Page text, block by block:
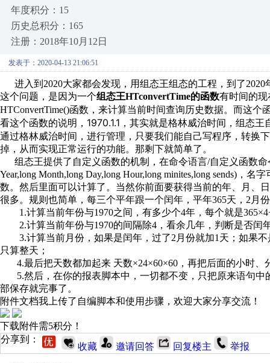
年度积分：15
历史总积分：165
注册：2018年10月12日
发表于：2020-04-13 21:06:51
进入到2020大家都会发现，用组态王组态的工程，到了2020
这个问题，是因为一个组态王HTconvertTime的函数有时间的
HTConvertTime()函数，来计算当前时间查询历史数据。而这个
看这个函数的说明，1970.1.1，其实就是格林威治时间，组态
通过格林威治时间，进行管理， 只要我们能自己写程序，转换
掉，从而实现正常运行的功能。那剩下就简单了。
组态王提供了自定义函数的机制，在命令语言/自定义函数命
Year,long Month,long Day,long Hour,long minites,long sends)，
数。然后里面可以计算了。当然你前面要获得当前的年、月、
很多。规则也简单，每三个平年跟一个闰年，平年365天，2月
1.计算当前年份与1970之间，有多少个4年，每个就是
2.计算当前年份与1970的间隔除4，看余几年，判断是否闰
3.计算当前月份，如果是闰年，过了2月份就加1天；如果不
只算整天；
4.最后把天数都加起来 天数×24×60×60，再把后面的小时、
5.然后，在你的报表脚本中，一切都不变，只把原来语句中
部保存就完事了。
附件文档我上传了自编脚本和使用步骤，欢迎大家分享交流！
下载附件需5积分！
分享到：
收藏 邀请回答 回复楼主 举报